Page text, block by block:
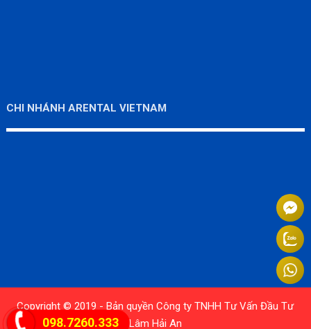
CHI NHÁNH ARENTAL VIETNAM
Copyright © 2019 - Bản quyền Công ty TNHH Tư Vấn Đầu Tư
Lâm Hải An
098.7260.333